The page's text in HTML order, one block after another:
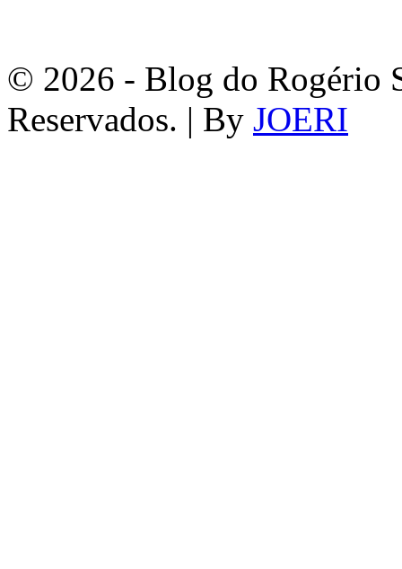
© 2026 - Blog do Rogério
Reservados. | By JOERI